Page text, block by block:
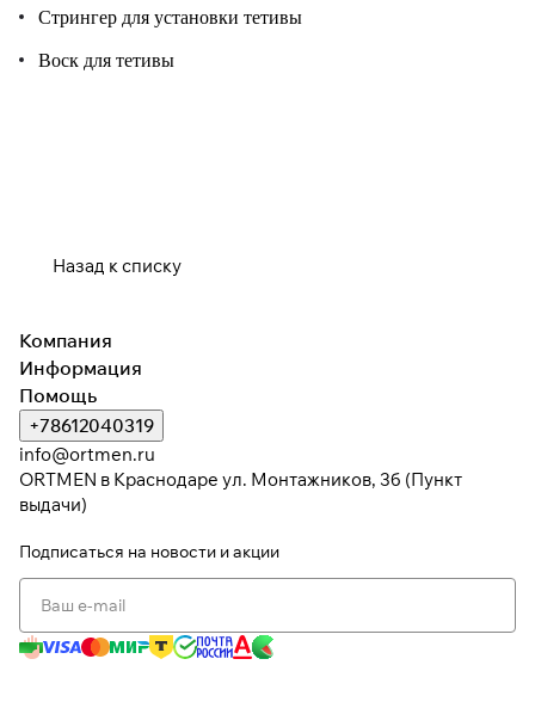
Стрингер для установки тетивы
Воск для тетивы
Назад к списку
Компания
Информация
Помощь
+78612040319
info@ortmen.ru
ORTMEN в Краснодаре ул. Монтажников, 3б (Пункт
выдачи)
Подписаться на новости и акции